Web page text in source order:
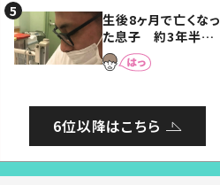
まらない」「幸せにな
れる」
生後8ヶ月で亡くなっ
た息子 約3年半
後、当時の妻の日記
に書いてあった本音
6位以降はこちら